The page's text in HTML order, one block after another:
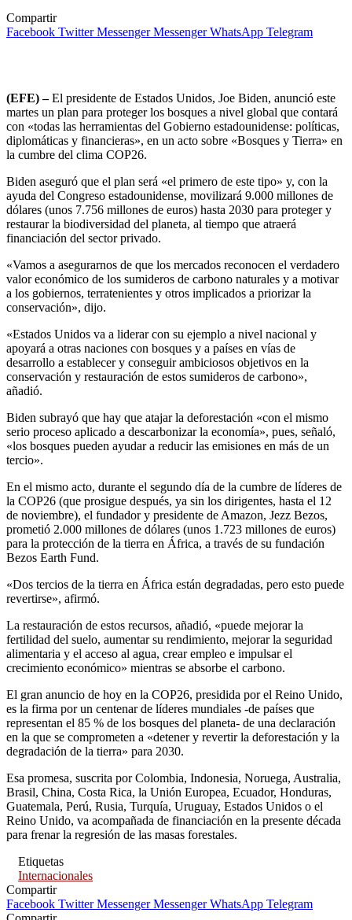
Compartir
Facebook Twitter Messenger Messenger WhatsApp Telegram
(EFE) –El presidente de Estados Unidos, Joe Biden, anunció este
martes un plan para proteger los bosques a nivel global que contará
con «todas las herramientas del Gobierno estadounidense: políticas,
diplomáticas y financieras», en un acto sobre «Bosques y Tierra» en
la cumbre del clima COP26.
Biden aseguró que el plan será «el primero de este tipo» y, con la
ayuda del Congreso estadounidense, movilizará 9.000 millones de
dólares (unos 7.756 millones de euros) hasta 2030 para proteger y
restaurar la biodiversidad del planeta, al tiempo que atraerá
financiación del sector privado.
«Vamos a asegurarnos de que los mercados reconocen el verdadero
valor económico de los sumideros de carbono naturales y a motivar
a los gobiernos, terratenientes y otros implicados a priorizar la
conservación», dijo.
«Estados Unidos va a liderar con su ejemplo a nivel nacional y
apoyará a otras naciones con bosques y a países en vías de
desarrollo a establecer y conseguir ambiciosos objetivos en la
conservación y restauración de estos sumideros de carbono»,
añadió.
Biden subrayó que hay que atajar la deforestación «con el mismo
serio proceso aplicado a descarbonizar la economía», pues, señaló,
«los bosques pueden ayudar a reducir las emisiones en más de un
tercio».
En el mismo acto, durante el segundo día de la cumbre de líderes de
la COP26 (que prosigue después, ya sin los dirigentes, hasta el 12
de noviembre), el fundador y presidente de Amazon, Jezz Bezos,
prometió 2.000 millones de dólares (unos 1.723 millones de euros)
para la protección de la tierra en África, a través de su fundación
Bezos Earth Fund.
«Dos tercios de la tierra en África están degradadas, pero esto puede
revertirse», afirmó.
La restauración de estos recursos, añadió, «puede mejorar la
fertilidad del suelo, aumentar su rendimiento, mejorar la seguridad
alimentaria y el acceso al agua, crear empleo e impulsar el
crecimiento económico» mientras se absorbe el carbono.
El gran anuncio de hoy en la COP26, presidida por el Reino Unido,
es la firma por un centenar de líderes mundiales -de países que
representan el 85 % de los bosques del planeta- de una declaración
en la que se comprometen a «detener y revertir la deforestación y la
degradación de la tierra» para 2030.
Esa promesa, suscrita por Colombia, Indonesia, Noruega, Australia,
Brasil, China, Costa Rica, la Unión Europea, Ecuador, Honduras,
Guatemala, Perú, Rusia, Turquía, Uruguay, Estados Unidos o el
Reino Unido, va acompañada de financiación en la presente década
para frenar la regresión de las masas forestales.
Etiquetas
Internacionales
Compartir
Facebook Twitter Messenger Messenger WhatsApp Telegram